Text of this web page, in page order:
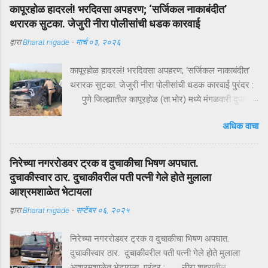
कापूरहोळ हादरलं! भरदिवसा अपहरण; ‘सर्जिकल नाकाबंदीत’
थरारक सुटका. जेजुरी नीरा पोलीसांंची धडक कारवाई
द्वाराBharat nigade - मार्च ०३, २०२६
कापूरहोळ हादरलं! भरदिवसा अपहरण; ‘सर्जिकल नाकाबंदीत’
थरारक सुटका. जेजुरी नीरा पोलीसांंची धडक कारवाई पुरंदर :
पुणे जिल्ह्यातील कापूरहोळ (ता.भोर) मध्ये मंगळवारी दुपारी
अक्षरशः हादरवून सोडलं. एका नामांकित व्यापाऱ्याच्या १८ वर्षीय
मुलाला भरदिवसा काळ्या XUVमधून जबरदस्तीने उचलून
नेण्यात आलं आणि काही क्षणांत गावात भीतीचं सावट दाटून
आलं. पण काही तासांतच पोलिसांनी उभारलेल्या ‘सर्जिकल
नाकाबंदी’मुळे चित्र पालटलं—आणि युवकाची सुखरूप सुटका
झाली. क्षणात घडलेलं अपहरण, गावात खळबळ दुपारचा
नेहमीसारखा गजबजलेला वेळ. कापूरहोळच्या मुख्य रस्त्यावर
युवकाला जबरदस्तीने गाडीत बसवून वाहन भरधाव वेगाने निघून
जातं. हा प्रकार इतक्या झपाट्याने घडला की परिसरातील लोक
अधिक वाचा
निरेच्या नगररोडवर ट्रक व दुचाकीचा भिषण अपघात.
दुचाकीस्वार ठार. दुचाकीवरील पती पत्नी गेले होते मुलाला
आश्रमशाळेत भेटायला
द्वाराBharat nigade - सप्टेंबर ०६, २०२५
निरेच्या नगररोडवर ट्रक व दुचाकीचा भिषण अपघात.
दुचाकीस्वार ठार. दुचाकीवरील पती पत्नी गेले होते मुलाला